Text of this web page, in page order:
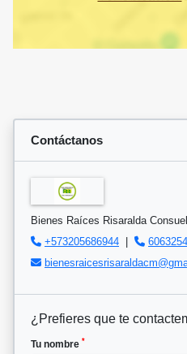
Contáctanos
Bienes Raíces Risaralda
+573205686944 |
¿Prefieres que te
Tu nombre *